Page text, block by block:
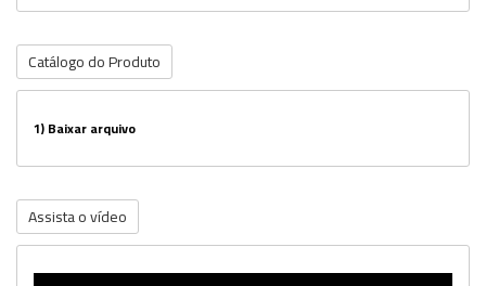
Catálogo do Produto
1)Baixar arquivo
Assista o vídeo